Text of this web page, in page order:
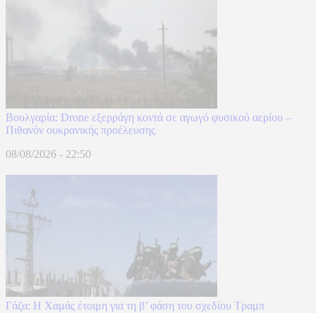
Βουλγαρία: Drone εξερράγη κοντά σε αγωγό φυσικού αερίου –
Πιθανόν ουκρανικής προέλευσης
08/08/2026 - 22:50
Γάζα: Η Χαμάς έτοιμη για τη β’ φάση του σχεδίου Τραμπ